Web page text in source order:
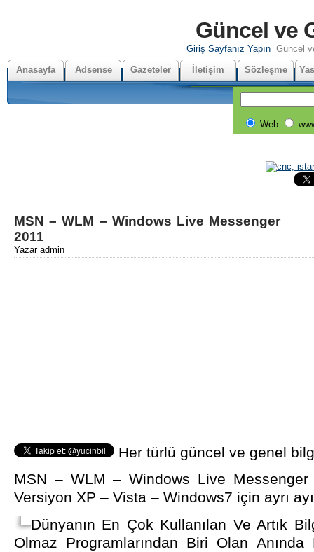
Güncel ve
Giriş Sayfanız Yapın Güncel
Anasayfa
Adsense Gazeteler İletişim Sözleşme
Web
MSN – WLM – Windows Live Messenger
2011
Yazar admin
Her türlü güncel ve genel
MSN – WLM – Windows Live
Versiyon XP – Vista – Windows7 için ayrı
Dünyanın En Çok Kullanılan Ve Artık
Olmaz Programlarından Biri Olan Anında